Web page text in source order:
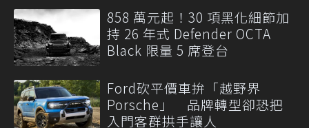
858 萬元起！30 項黑化細節加
持 26 年式 Defender OCTA
Black 限量 5 席登台
Ford砍平價車拚「越野界
Porsche」 品牌轉型卻恐把
入門客群拱手讓人